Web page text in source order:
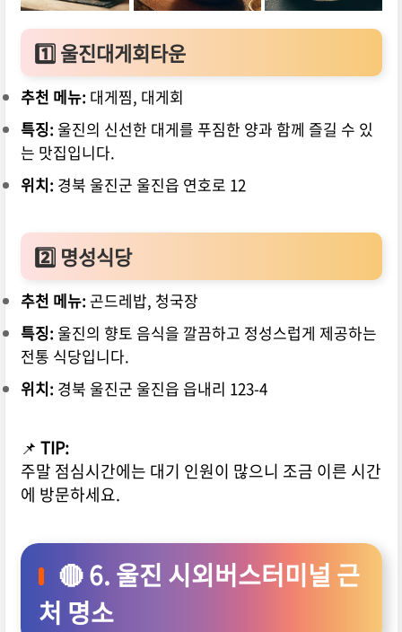
1️⃣ 울진대게회타운
추천 메뉴: 대게찜, 대게회
특징: 울진의 신선한 대게를 푸짐한 양과 함께 즐길 수 있
는 맛집입니다.
위치: 경북 울진군 울진읍 연호로 12
2️⃣ 명성식당
추천 메뉴: 곤드레밥, 청국장
특징: 울진의 향토 음식을 깔끔하고 정성스럽게 제공하는
전통 식당입니다.
위치: 경북 울진군 울진읍 읍내리 123-4
📌 TIP:
주말 점심시간에는 대기 인원이 많으니 조금 이른 시간
에 방문하세요.
🔴 6. 울진 시외버스터미널 근
처 명소